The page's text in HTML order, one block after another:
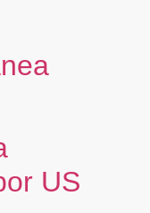
US